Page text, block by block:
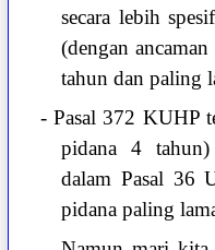
secara lebih
(dengan
tahun dan paling
- Pasal 372 KUHP
pidana 4
dalam Pasal 36
pidana paling